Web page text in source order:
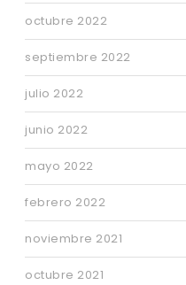
octubre 2022
septiembre 2022
julio 2022
junio 2022
mayo 2022
febrero 2022
noviembre 2021
octubre 2021